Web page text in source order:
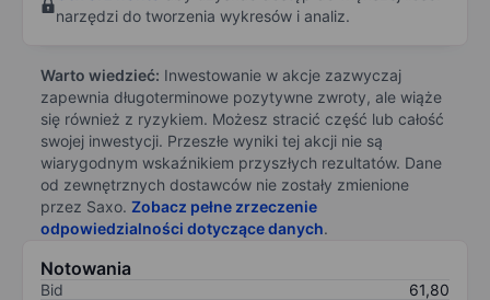
narzędzi do tworzenia wykresów i analiz.
Warto wiedzieć: Inwestowanie w akcje zazwyczaj
zapewnia długoterminowe pozytywne zwroty, ale wiąże
się również z ryzykiem. Możesz stracić część lub całość
swojej inwestycji. Przeszłe wyniki tej akcji nie są
wiarygodnym wskaźnikiem przyszłych rezultatów. Dane
od zewnętrznych dostawców nie zostały zmienione
przez Saxo. Zobacz pełne zrzeczenie
odpowiedzialności dotyczące danych.
Notowania
Bid
61,80